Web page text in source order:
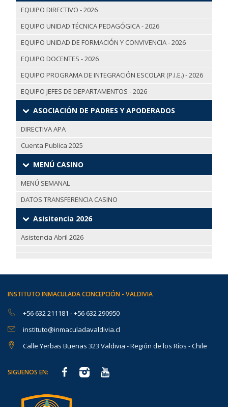
EQUIPO DIRECTIVO - 2026
EQUIPO UNIDAD TÉCNICA PEDAGÓGICA - 2026
EQUIPO UNIDAD DE FORMACIÓN Y CONVIVENCIA - 2026
EQUIPO DOCENTES - 2026
EQUIPO PROGRAMA DE INTEGRACIÓN ESCOLAR (P.I.E.) - 2026
EQUIPO JEFES DE DEPARTAMENTOS - 2026
ASOCIACIÓN DE PADRES Y APODERADOS
DIRECTIVA APA
Cuenta Publica 2025
MENÚ CASINO
MENÚ SEMANAL
DATOS TRANSFERENCIA CASINO
Asisitencia 2026
Asistencia Abril 2026
INSTITUTO INMACULADA CONCEPCIÓN - VALDIVIA
+56 632 211181 -+56 632 290950
instituto@inmaculadavaldivia.cl
Calle Yerbas Buenas 323 Valdivia - Región de los Ríos - Chile
SIGUENOS EN: